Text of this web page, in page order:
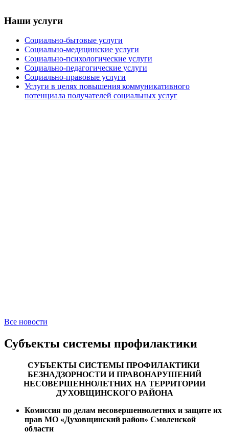
Наши услуги
Социально-бытовые услуги
Социально-медицинские услуги
Социально-психологические услуги
Социально-педагогические услуги
Социально-правовые услуги
Услуги в целях повышения коммуникативного
потенциала получателей социальных услуг
Все новости
Субъекты системы профилактики
СУБЪЕКТЫ СИСТЕМЫ ПРОФИЛАКТИКИ
БЕЗНАДЗОРНОСТИ И ПРАВОНАРУШЕНИЙ
НЕСОВЕРШЕННОЛЕТНИХ НА ТЕРРИТОРИИ
ДУХОВЩИНСКОГО РАЙОНА
Комиссия по делам несовершеннолетних и защите их
прав МО «Духовщинский район» Смоленской
области